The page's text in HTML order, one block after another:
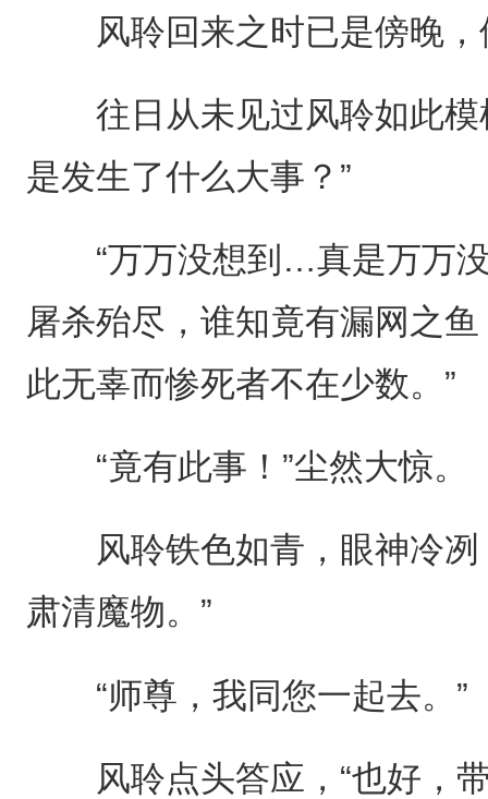
风聆回来之时已是傍晚，
往日从未见过风聆如此模
是发生了什么大事？”
“万万没想到…真是万万没
屠杀殆尽，谁知竟有漏网之
此无辜而惨死者不在少数。”
“竟有此事！”尘然大惊。
风聆铁色如青，眼神冷冽
肃清魔物。”
“师尊，我同您一起去。”
风聆点头答应，“也好，带